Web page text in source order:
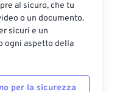
al sicuro, che tu
o un documento.
sicuri e un
ogni aspetto della
per la sicurezza